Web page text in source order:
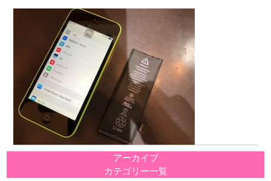
アーカイブ
カテゴリー一覧